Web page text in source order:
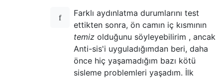
Farklı aydınlatma durumlarını test
ettikten sonra, ön camın iç kısmının
temiz olduğunu söyleyebilirim , ancak
Anti-sis'i uyguladığımdan beri, daha
önce hiç yaşamadığım bazı kötü
sisleme problemleri yaşadım. İlk